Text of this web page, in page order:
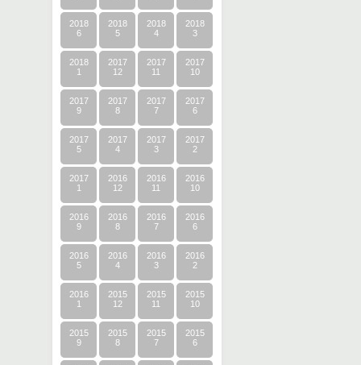
2018
6
2018
5
2018
4
2018
3
2018
1
2017
12
2017
11
2017
10
2017
9
2017
8
2017
7
2017
6
2017
5
2017
4
2017
3
2017
2
2017
1
2016
12
2016
11
2016
10
2016
9
2016
8
2016
7
2016
6
2016
5
2016
4
2016
3
2016
2
2016
1
2015
12
2015
11
2015
10
2015
9
2015
8
2015
7
2015
6